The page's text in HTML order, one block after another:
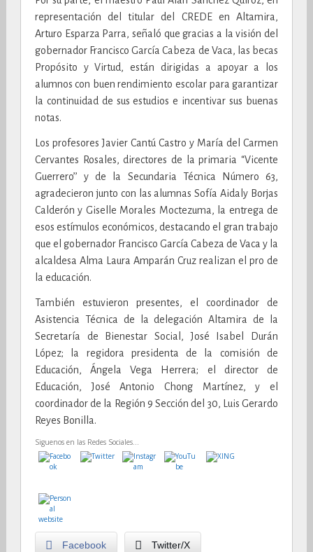
representación del titular del CREDE en Altamira,
Arturo Esparza Parra, señaló que gracias a la visión del
gobernador Francisco García Cabeza de Vaca, las becas
Propósito y Virtud, están dirigidas a apoyar a los
alumnos con buen rendimiento escolar para garantizar
la continuidad de sus estudios e incentivar sus buenas
notas.
Los profesores Javier Cantú Castro y María del Carmen
Cervantes Rosales, directores de la primaria “Vicente
Guerrero’’ y de la Secundaria Técnica Número 63,
agradecieron junto con las alumnas Sofía Aidaly Borjas
Calderón y Giselle Morales Moctezuma, la entrega de
esos estímulos económicos, destacando el gran trabajo
que el gobernador Francisco García Cabeza de Vaca y la
alcaldesa Alma Laura Amparán Cruz realizan el pro de
la educación.
También estuvieron presentes, el coordinador de
Asistencia Técnica de la delegación Altamira de la
Secretaría de Bienestar Social, José Isabel Durán
López; la regidora presidenta de la comisión de
Educación, Ángela Vega Herrera; el director de
Educación, José Antonio Chong Martínez, y el
coordinador de la Región 9 Sección del 30, Luis Gerardo
Reyes Bonilla.
Siguenos en las Redes Sociales...
Facebook Twitter/X